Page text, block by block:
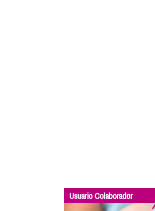
Usuario Colaborador